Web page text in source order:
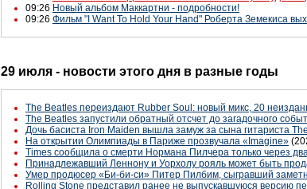
09:26 Новый альбом Маккартни - подробности!
09:26 Фильм "I Want To Hold Your Hand" Роберта Земекиса
29 июля - новости этого дня в разные годы
The Beatles переиздают Rubber Soul: новый микс, 20
The Beatles запустили обратный отсчет до загадочного
Дочь басиста Iron Maiden вышла замуж за сына гитариста
На открытии Олимпиады в Париже прозвучала «Imagine»
Times сообщила о смерти Нормана Пилчера только через
Принадлежавший Леннону и Уорхолу рояль может быть
Умер продюсер «Би-би-си» Питер Пилбим, сыгравший
Rolling Stone представил ранее не выпускавшуюся версию